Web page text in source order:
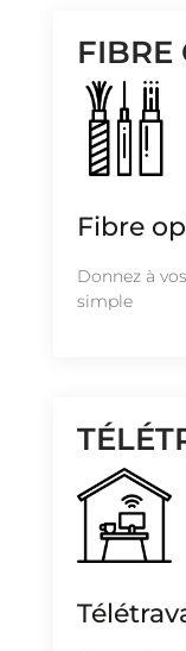
FIBRE
Fibre
Donnez à
simple